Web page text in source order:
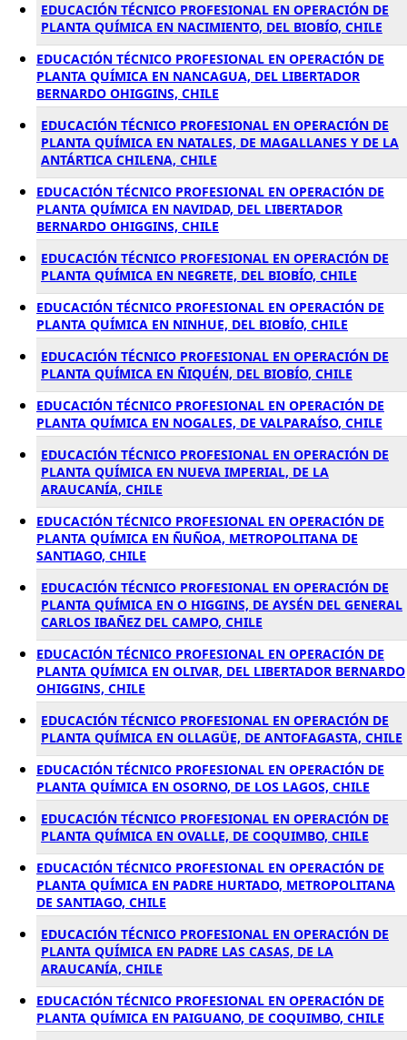
EDUCACIÓN TÉCNICO PROFESIONAL EN OPERACIÓN DE
PLANTA QUÍMICA EN NACIMIENTO, DEL BIOBÍO, CHILE
EDUCACIÓN TÉCNICO PROFESIONAL EN OPERACIÓN DE
PLANTA QUÍMICA EN NANCAGUA, DEL LIBERTADOR
BERNARDO OHIGGINS, CHILE
EDUCACIÓN TÉCNICO PROFESIONAL EN OPERACIÓN DE
PLANTA QUÍMICA EN NATALES, DE MAGALLANES Y DE LA
ANTÁRTICA CHILENA, CHILE
EDUCACIÓN TÉCNICO PROFESIONAL EN OPERACIÓN DE
PLANTA QUÍMICA EN NAVIDAD, DEL LIBERTADOR
BERNARDO OHIGGINS, CHILE
EDUCACIÓN TÉCNICO PROFESIONAL EN OPERACIÓN DE
PLANTA QUÍMICA EN NEGRETE, DEL BIOBÍO, CHILE
EDUCACIÓN TÉCNICO PROFESIONAL EN OPERACIÓN DE
PLANTA QUÍMICA EN NINHUE, DEL BIOBÍO, CHILE
EDUCACIÓN TÉCNICO PROFESIONAL EN OPERACIÓN DE
PLANTA QUÍMICA EN ÑIQUÉN, DEL BIOBÍO, CHILE
EDUCACIÓN TÉCNICO PROFESIONAL EN OPERACIÓN DE
PLANTA QUÍMICA EN NOGALES, DE VALPARAÍSO, CHILE
EDUCACIÓN TÉCNICO PROFESIONAL EN OPERACIÓN DE
PLANTA QUÍMICA EN NUEVA IMPERIAL, DE LA
ARAUCANÍA, CHILE
EDUCACIÓN TÉCNICO PROFESIONAL EN OPERACIÓN DE
PLANTA QUÍMICA EN ÑUÑOA, METROPOLITANA DE
SANTIAGO, CHILE
EDUCACIÓN TÉCNICO PROFESIONAL EN OPERACIÓN DE
PLANTA QUÍMICA EN O HIGGINS, DE AYSÉN DEL GENERAL
CARLOS IBAÑEZ DEL CAMPO, CHILE
EDUCACIÓN TÉCNICO PROFESIONAL EN OPERACIÓN DE
PLANTA QUÍMICA EN OLIVAR, DEL LIBERTADOR BERNARDO
OHIGGINS, CHILE
EDUCACIÓN TÉCNICO PROFESIONAL EN OPERACIÓN DE
PLANTA QUÍMICA EN OLLAGÜE, DE ANTOFAGASTA, CHILE
EDUCACIÓN TÉCNICO PROFESIONAL EN OPERACIÓN DE
PLANTA QUÍMICA EN OSORNO, DE LOS LAGOS, CHILE
EDUCACIÓN TÉCNICO PROFESIONAL EN OPERACIÓN DE
PLANTA QUÍMICA EN OVALLE, DE COQUIMBO, CHILE
EDUCACIÓN TÉCNICO PROFESIONAL EN OPERACIÓN DE
PLANTA QUÍMICA EN PADRE HURTADO, METROPOLITANA
DE SANTIAGO, CHILE
EDUCACIÓN TÉCNICO PROFESIONAL EN OPERACIÓN DE
PLANTA QUÍMICA EN PADRE LAS CASAS, DE LA
ARAUCANÍA, CHILE
EDUCACIÓN TÉCNICO PROFESIONAL EN OPERACIÓN DE
PLANTA QUÍMICA EN PAIGUANO, DE COQUIMBO, CHILE